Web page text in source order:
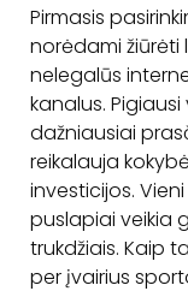
Pirmasis
norėdami žiūrėti
nelegalūs
kanalus.
dažniausiai
reikalauja
investicijos.
puslapiai veikia
trukdžiais. Kaip
per įvairius